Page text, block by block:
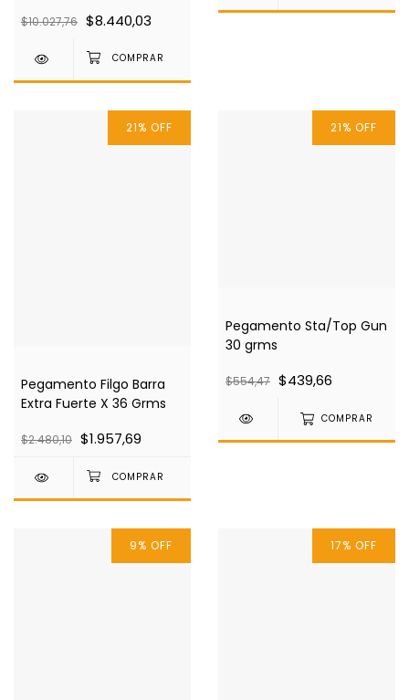
$10.027,76 $8.440,03
21% OFF
Pegamento Filgo Barra
Extra Fuerte X 36 Grms
$2.480,10 $1.957,69
21% OFF
Pegamento Sta/Top Gun
30 grms
$554,47 $439,66
COMPRAR
9% OFF 17% OFF